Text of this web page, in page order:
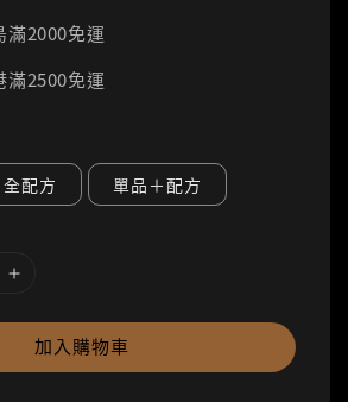
滿2000免運
滿2500免運
全配方 單品＋配方
加入購物車